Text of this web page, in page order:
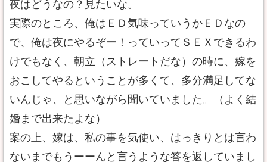
夜はどうなの？見たいな。
実際のところ、俺はＥＤ気味っていうかＥＤなの
で、俺は夜にやるぞー！っていってＳＥＸできるわ
けでもなく、朝立（ストレートだな）の時に、嫁を
おこしてやるということが多くて、多分満足してな
いんじゃ、と思いながら聞いていました。（よく結
婚まで出来たよな）
案の上、嫁は、私の事を気使い、はっきりとは言わ
ないまでもうーーんと言うような答を返していまし